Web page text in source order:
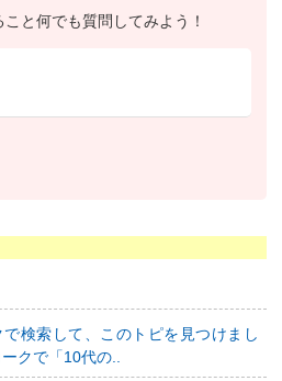
と何でも質問してみよう！
検索して、このトピを見つけまし
クで「10代の..